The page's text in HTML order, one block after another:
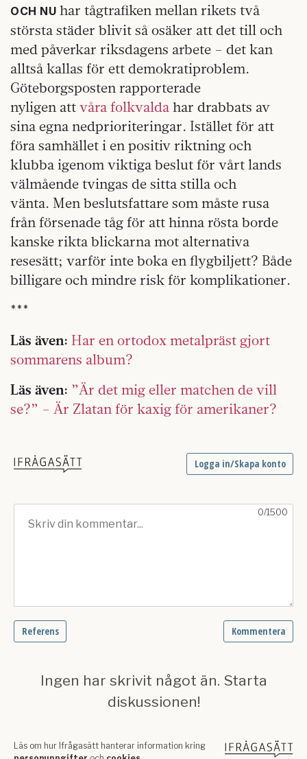
OCH NU har tågtrafiken mellan rikets två
största städer blivit så osäker att det till och
med påverkar riksdagens arbete – det kan
alltså kallas för ett demokratiproblem.
Göteborgsposten rapporterade
nyligen att våra folkvalda har drabbats av
sina egna nedprioriteringar. Istället för att
föra samhället i en positiv riktning och
klubba igenom viktiga beslut för vårt lands
välmående tvingas de sitta stilla och
vänta. Men beslutsfattare som måste rusa
från försenade tåg för att hinna rösta borde
kanske rikta blickarna mot alternativa
resesätt; varför inte boka en flygbiljett? Både
billigare och mindre risk för komplikationer.
***
Läs även: Har en ortodox metalpräst gjort
sommarens album?
Läs även: ”Är det mig eller matchen de vill
se?” – Är Zlatan för kaxig för amerikaner?